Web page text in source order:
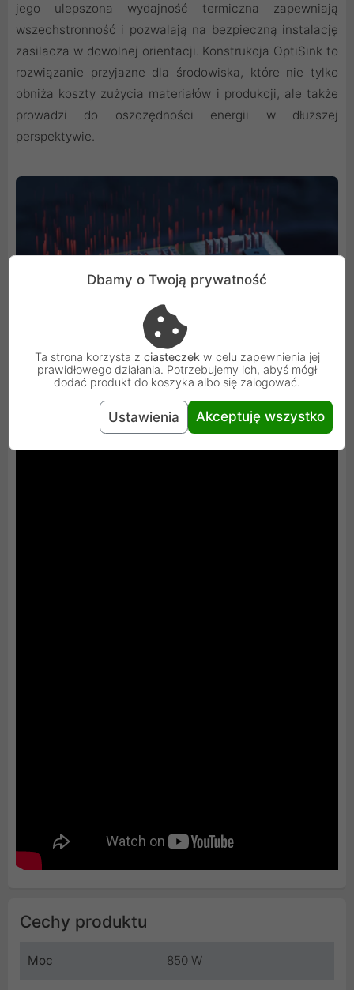
jego ulepszona wydajność termiczna zapewniają
wszechstronność i pozwalają na bezpieczną instalację
zasilacza w dowolnej orientacji. Konstrukcja OptiSink to
rozwiązanie przyjazne dla środowiska, które nie tylko
obniża koszty zużycia materiałów i produkcji, ale także
prowadzi do oszczędności energii w dłuższej
perspektywie.
Cechy produktu
Moc 850 W
Dbamy o Twoją prywatność
Ta strona korzysta z ciasteczek w celu zapewnienia jej
prawidłowego działania. Potrzebujemy ich, abyś mógł
dodać produkt do koszyka albo się zalogować.
Ustawienia Akceptuję wszystko